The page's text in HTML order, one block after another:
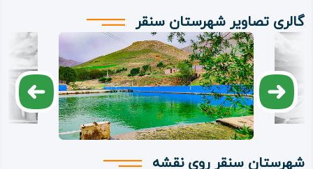
جشن‌های نوروز و خرمن، جشن آفتابگردان، رسوم خون‌ بست و
مراسم‌های مذهبی اشاره نمود؛ که هر یک از این آیین‌ها و
مناسک، مانند دیگر شهرستان‌های استان کرمانشاه، رنگ و سبک
و سیاق مردمان سنقر را بر خود دارند.
طبیعت و آب‌ و هوای شهرستان سنقر از برجسته‌ترین و
گالری تصاویر شهرستان سنقر
شهرستان سنقر روی نقشه